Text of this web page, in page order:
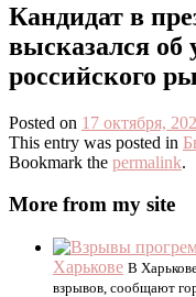
Кандидат в
высказался об
российского
Posted on 17 октября,
This entry was posted in
Bookmark the permalink.
More from my site
Харькове В
взрывов, сообщают